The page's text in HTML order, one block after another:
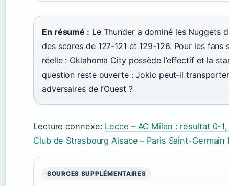
En résumé : Le Thunder a dominé les Nuggets
des scores de 127-121 et 129-126. Pour les
réelle : Oklahoma City possède l’effectif et la
question reste ouverte : Jokic peut-il
adversaires de l’Ouest ?
Lecture connexe: Lecce – AC Milan : résultat 0-
Club de Strasbourg Alsace – Paris Saint-
SOURCES SUPPLÉMENTAIRES